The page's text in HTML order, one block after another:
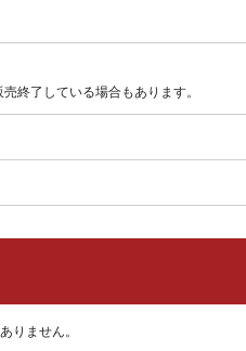
終了している場合もあります。
りません。